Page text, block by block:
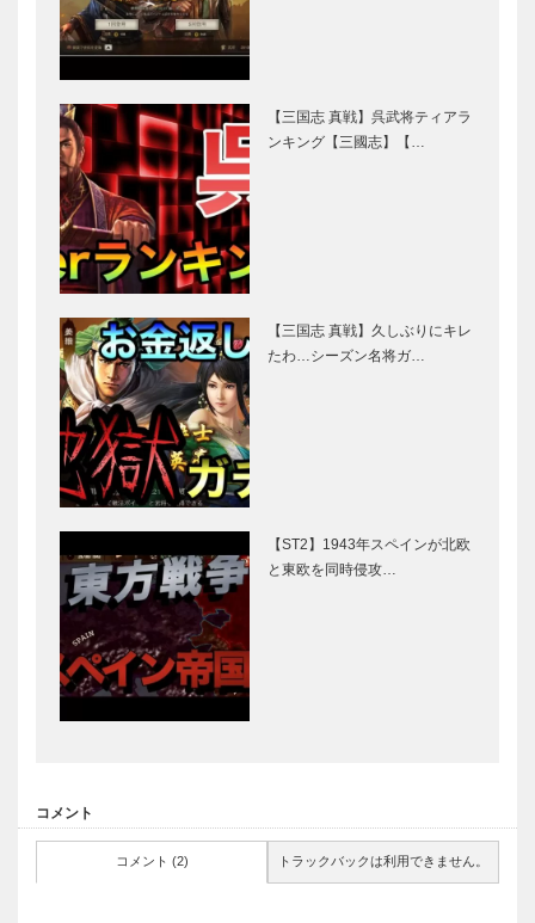
【三国志 真戦】呉武将ティアラ
ンキング【三國志】【…
【三国志 真戦】久しぶりにキレ
たわ…シーズン名将ガ…
【ST2】1943年スペインが北欧
と東欧を同時侵攻…
コメント
コメント (2) トラックバックは利用できません。